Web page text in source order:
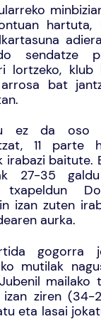
hartuta,
sendatze
lortzeko, klub
bat
ez da oso
11 parte
irabazi baitute.
27-35
txapeldun
izan zuten
aurka.
gogorra
mutilak
mailako
izan ziren (34-
eta lasai